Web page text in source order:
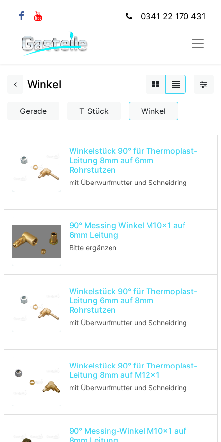
0341 22 170 431
Winkel
Gerade T-Stück Winkel
Winkelstück 90° für Thermoplast-
Leitung 8mm auf 6mm
Rohrstutzen
mit Überwurfmutter und Schneidring
90° Messing Winkel M10x1 auf
6mm Leitung
Bitte ergänzen
Winkelstück 90° für Thermoplast-
Leitung 6mm auf 8mm
Rohrstutzen
mit Überwurfmutter und Schneidring
Winkelstück 90° für Thermoplast-
Leitung 8mm auf M12x1
mit Überwurfmutter und Schneidring
90° Messing-Winkel M10x1 auf